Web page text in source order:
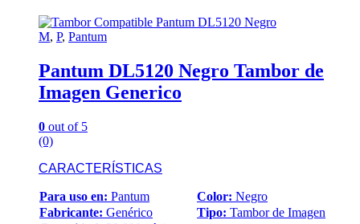
M, P, Pantum
Pantum DL5120 Negro Tambor de
Imagen Generico
0 out of 5
(0)
CARACTERÍSTICAS
Para uso en: Pantum Color: Negro
Fabricante: Genérico Tipo: Tambor de Imagen